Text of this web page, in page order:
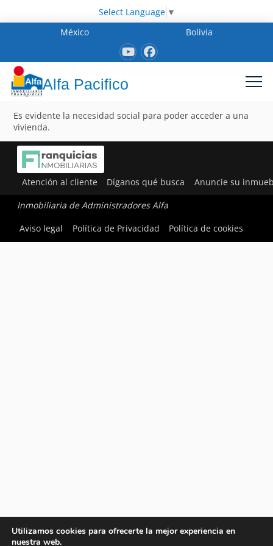
Select Language ▼
México
Bolivia
Alfa Pacifico
Es evidente la necesidad social para poder acceder a una
vivienda.
Atención al cliente Díganos qué busca Anuncie su
Inmobiliaria de Administradores Alfa
Aviso legal
Política de Privacidad Política de cookies
Utilizamos cookies para ofrecerte la mejor experiencia en
nuestra web.